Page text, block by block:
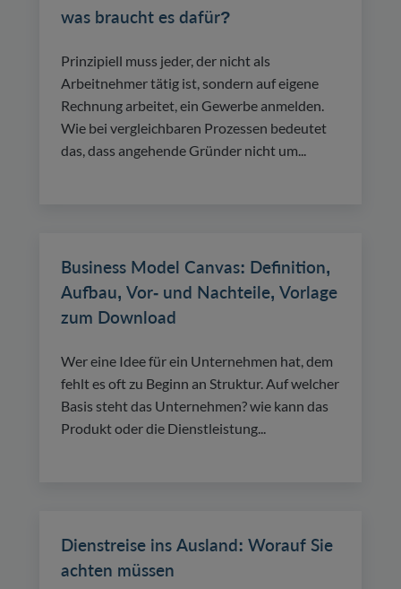
was braucht es dafür?
Prinzipiell muss jeder, der nicht als
Arbeitnehmer tätig ist, sondern auf eigene
Rechnung arbeitet, ein Gewerbe anmelden.
Wie bei vergleichbaren Prozessen bedeutet
das, dass angehende Gründer nicht um...
Business Model Canvas: Definition,
Aufbau, Vor- und Nachteile, Vorlage
zum Download
Wer eine Idee für ein Unternehmen hat, dem
fehlt es oft zu Beginn an Struktur. Auf welcher
Basis steht das Unternehmen? wie kann das
Produkt oder die Dienstleistung...
Dienstreise ins Ausland: Worauf Sie
achten müssen